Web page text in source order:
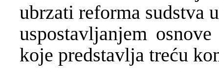
ubrzati reforma sudstva
uspostavljanjem
koje predstavlja treću